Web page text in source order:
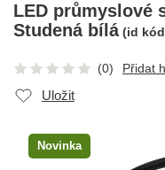
Novinka
LED průmyslové
Studená bílá (id
(0) Přidat
Uložit